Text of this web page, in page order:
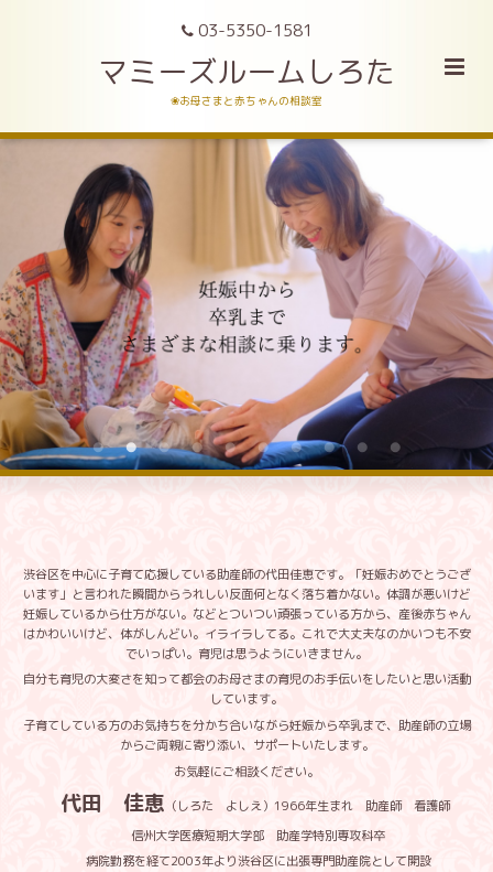
03-5350-1581
マミーズルームしろた
❀お母さまと赤ちゃんの相談室
渋谷区を中心に子育て応援している助産師の代田佳恵です。「妊娠おめでとうござ
います」と言われた瞬間からうれしい反面何となく落ち着かない。体調が悪いけど
妊娠しているから仕方がない。などとついつい頑張っている方から、産後赤ちゃん
はかわいいけど、体がしんどい。イライラしてる。これで大丈夫なのかいつも不安
でいっぱい。育児は思うようにいきません。
自分も育児の大変さを知って都会のお母さまの育児のお手伝いをしたいと思い活動
しています。
子育てしている方のお気持ちを分かち合いながら妊娠から卒乳まで、助産師の立場
からご両親に寄り添い、サポートいたします。
お気軽にご相談ください。
代田 佳恵 （しろた よしえ）1966年生まれ 助産師 看護師
信州大学医療短期大学部 助産学特別専攻科卒
病院勤務を経て2003年より渋谷区に出張専門助産院として開設